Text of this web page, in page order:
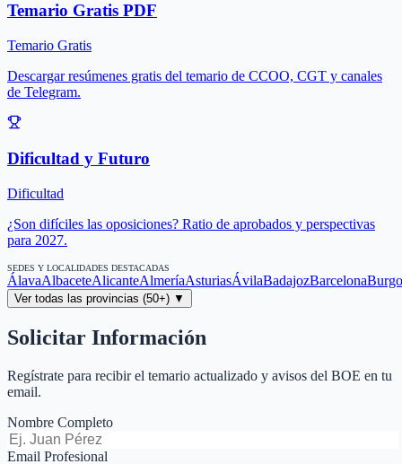
Temario Gratis PDF
Temario Gratis
Descargar resúmenes gratis del temario de CCOO, CGT y canales
de Telegram.
Dificultad y Futuro
Dificultad
¿Son difíciles las oposiciones? Ratio de aprobados y perspectivas
para 2027.
SEDES Y LOCALIDADES DESTACADAS
ÁlavaAlbaceteAlicanteAlmeríaAsturiasÁvilaBadajozBarcelona
Ver todas las provincias (50+) ▼
Solicitar Información
Regístrate para recibir el temario actualizado y avisos del BOE en tu
email.
Nombre Completo
Email Profesional